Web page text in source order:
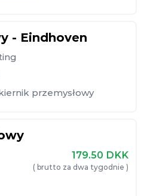
- Eindhoven
przemysłowy
179.50 DKK
( brutto za dwa tygodnie )